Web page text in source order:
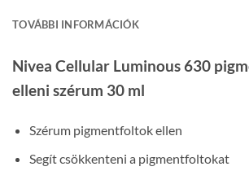
TOVÁBBI INFORMÁCIÓK
Nivea Cellular Luminous 630
elleni szérum 30 ml
Szérum pigmentfoltok ellen
Segít csökkenteni a pigmentfoltokat